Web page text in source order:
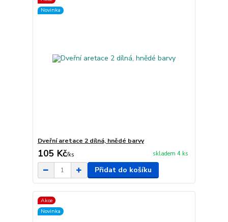
Novinka
Dveřní aretace 2 dílná, hnědé barvy
105 Kč/ks skladem 4 ks
Přidat do košíku
Akce
Novinka